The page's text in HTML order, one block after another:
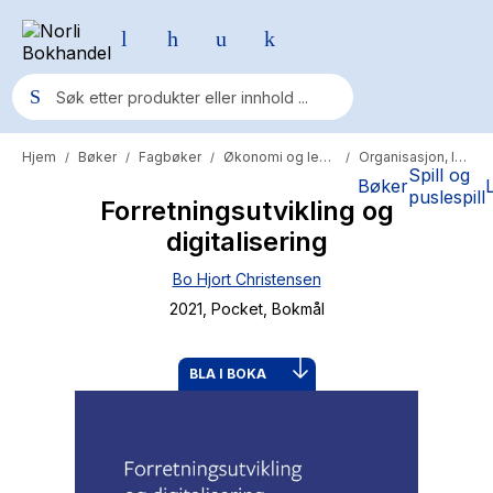
BøkerSpill og
puslespill
Populære søk
Pokemon
Fury Bound - Sable Sorensen
Hypopressiv trening
Hjem / Bøker / Fagbøker / Økonomi og ledelse / Organisasjon, ledelse og administrasjon
Forretningsutvikling og
digitalisering
Bo Hjort Christensen
2021 , Pocket, Bokmål
BLA I BOKA